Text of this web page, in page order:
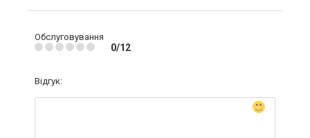
Обслуговування
0/12
Відгук: